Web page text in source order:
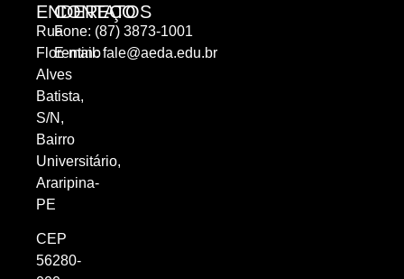
ENDEREÇO
Rua
Florentino
Alves
Batista,
S/N,
Bairro
Universitário,
Araripina-
PE
CEP
56280-
CONTATOS
Fone: (87) 3873-1001
E-mail:fale@aeda.edu.br